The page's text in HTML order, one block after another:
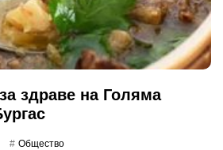
здраве на Голяма
Общество